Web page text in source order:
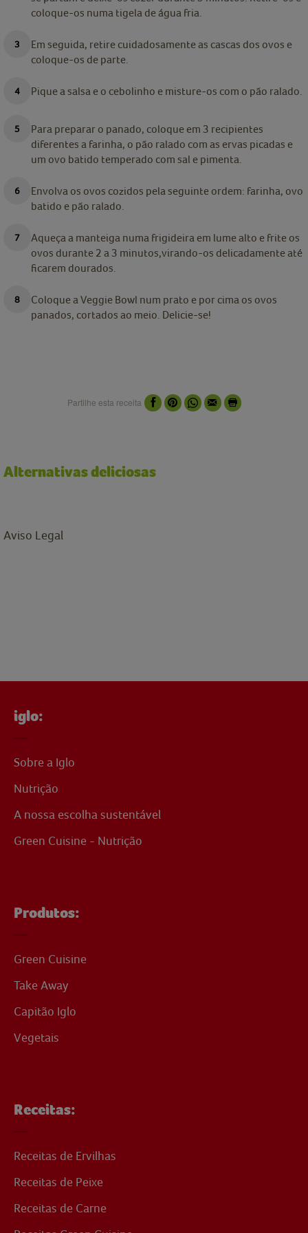
coloque-os numa tigela de água fria.
Em seguida, retire cuidadosamente as cascas dos ovos e
coloque-os de parte.
Pique a salsa e o cebolinho e misture-os com o pão ralado.
Para preparar o panado, coloque em 3 recipientes
diferentes a farinha, o pão ralado com as ervas picadas e
um ovo batido temperado com sal e pimenta.
Envolva os ovos cozidos pela seguinte ordem: farinha, ovo
batido e pão ralado.
Aqueça a manteiga numa frigideira em lume alto e frite os
ovos durante 2 a 3 minutos,virando-os delicadamente até
ficarem dourados.
Coloque a Veggie Bowl num prato e por cima os ovos
panados, cortados ao meio. Delicie-se!
Partilhe esta receita
Alternativas deliciosas
Aviso Legal
iglo:
Sobre a Iglo
Nutrição
A nossa escolha sustentável
Green Cuisine - Nutrição
Produtos:
Green Cuisine
Take Away
Capitão Iglo
Vegetais
Receitas:
Receitas de Ervilhas
Receitas de Peixe
Receitas de Carne